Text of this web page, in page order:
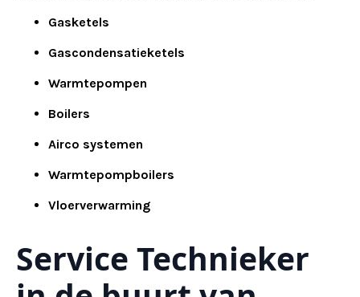
Gasketels
Gascondensatieketels
Warmtepompen
Boilers
Airco systemen
Warmtepompboilers
Vloerverwarming
Service Technieker